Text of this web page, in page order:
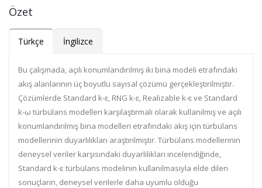
Özet
Türkçe İngilizce
Bu çalışmada, açılı konumlandırılmış iki bina modeli etrafındaki
akış alanlarının üç boyutlu sayısal çözümü gerçekleştirilmiştir.
Çözümlerde Standard k-ɛ, RNG k-ɛ, Realizable k-ɛ ve Standard
k-ω türbülans modelleri karşılaştırmalı olarak kullanılmış ve açılı
konumlandırılmış bina modelleri etrafındaki akış için türbülans
modellerinin duyarlılıkları araştırılmıştır. Türbülans modellerinin
deneysel veriler karşısındaki duyarlılıkları incelendiğinde,
Standard k-ε türbülans modelinin kullanılmasıyla elde dilen
sonuçların, deneysel verilerle daha uyumlu olduğu